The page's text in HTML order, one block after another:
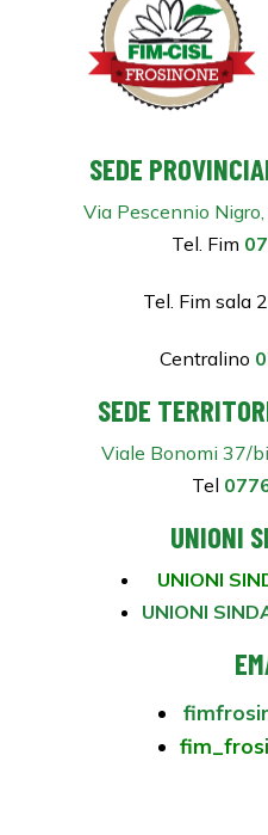
SEDE
Via Pescennio
Tel. Fim
Tel. Fim sala 2
Centralino
SEDE
Viale Bonomi 37/
Tel
UNIONI
UNIONI
UNIONI